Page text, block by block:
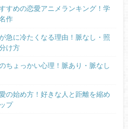
すめの恋愛アニメランキング！学
作
急に冷たくなる理由！脈なし・照
け方
ちょっかい心理！脈あり・脈なし
の始め方！好きな人と距離を縮め
プ